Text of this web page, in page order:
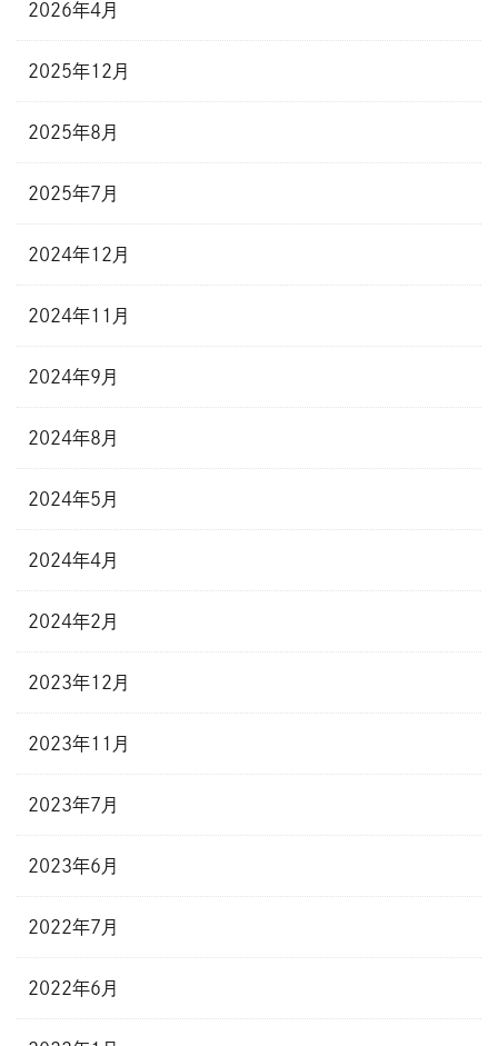
2026年4月
2025年12月
2025年8月
2025年7月
2024年12月
2024年11月
2024年9月
2024年8月
2024年5月
2024年4月
2024年2月
2023年12月
2023年11月
2023年7月
2023年6月
2022年7月
2022年6月